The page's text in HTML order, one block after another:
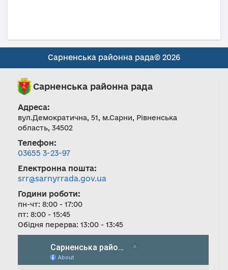
Сарненська районна рада© 2026
Сарненська районна рада
Адреса:
вул.Демократична, 51, м.Сарни, Рівненська
область, 34502
Телефон:
03655 3-23-97
Електронна пошта:
srr@sarnyrrada.gov.ua
Години роботи:
пн-чт: 8:00 - 17:00
пт: 8:00 - 15:45
Обідня перерва: 13:00 - 13:45